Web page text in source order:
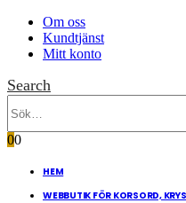
Om oss
Kundtjänst
Mitt konto
Search
00
HEM
WEBBUTIK FÖR KORSORD,